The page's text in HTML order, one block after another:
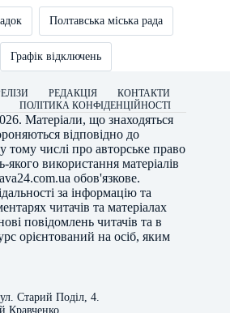
Полтавська міська рада
Графік відключень
РЕДАКЦІЯ
КОНТАКТИ
ПОЛІТИКА КОНФІДЕНЦІЙНОСТІ
Матеріали, що знаходяться
відповідно до
тому числі про авторське право
якого використання матеріалів
обов'язкове.
за інформацію та
читачів та матеріалах
повідомлень читачів та в
орієнтований на осіб, яким
Старий Поділ, 4.
Кравченко